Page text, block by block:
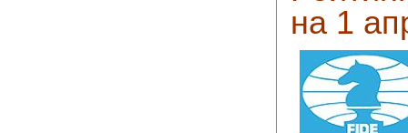
на 1